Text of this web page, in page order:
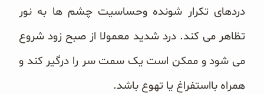
کتاب‌های OAB
وبلاگ
دردهای تکرار شونده وحساسیت چشم ها به نور
تظاهر می کند. درد شدید معمولا از صبح زود شروع
می شود و ممکن است یک سمت سر را درگیر کند و
همراه بااستفراغ یا تهوع باشد.